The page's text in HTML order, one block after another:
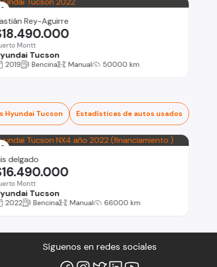
Rey-Aguirre
Montt
Tucson
2019 Bencina Manual 50000 km
Hyundai Tucson Estadísticas de autos usados
delgado
Montt
Tucson
2022 Bencina Manual 66000 km
Síguenos en redes sociales